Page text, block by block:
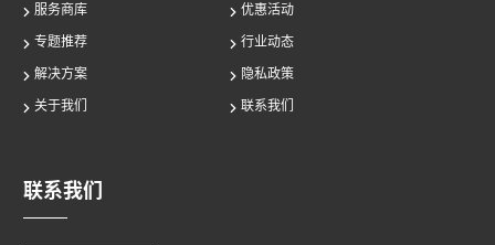
服务商库
优惠活动
专题推荐
行业动态
解决方案
隐私政策
关于我们
联系我们
联系我们